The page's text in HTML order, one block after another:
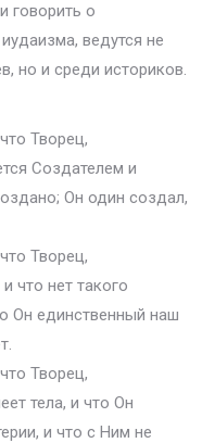
говорить о
ведутся не
но и среди историков.
Творец,
Создателем и
Он один создал,
Творец,
что нет такого
Он единственный наш
Творец,
тела, и что Он
и что с Ним не